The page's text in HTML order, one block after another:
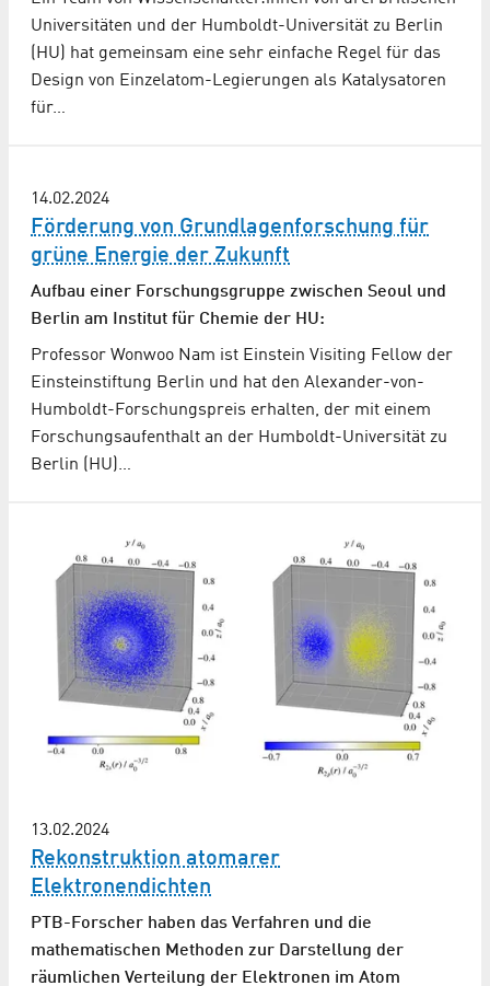
Universitäten und der Humboldt-Universität zu Berlin
(HU) hat gemeinsam eine sehr einfache Regel für das
Design von Einzelatom-Legierungen als Katalysatoren
für…
14.02.2024
Förderung von Grundlagenforschung für
grüne Energie der Zukunft
Aufbau einer Forschungsgruppe zwischen Seoul und
Berlin am Institut für Chemie der HU:
Professor Wonwoo Nam ist Einstein Visiting Fellow der
Einsteinstiftung Berlin und hat den Alexander-von-
Humboldt-Forschungspreis erhalten, der mit einem
Forschungsaufenthalt an der Humboldt-Universität zu
Berlin (HU)…
13.02.2024
Rekonstruktion atomarer
Elektronendichten
PTB-Forscher haben das Verfahren und die
mathematischen Methoden zur Darstellung der
räumlichen Verteilung der Elektronen im Atom